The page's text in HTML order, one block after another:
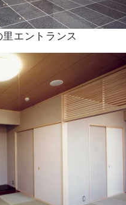
里エントランス